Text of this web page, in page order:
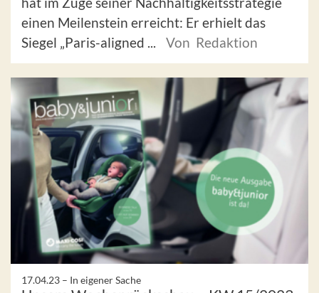
einen Meilenstein erreicht: Er erhielt das
Siegel „Paris-aligned ...
Von Redaktion
17.04.23 – In eigener Sache